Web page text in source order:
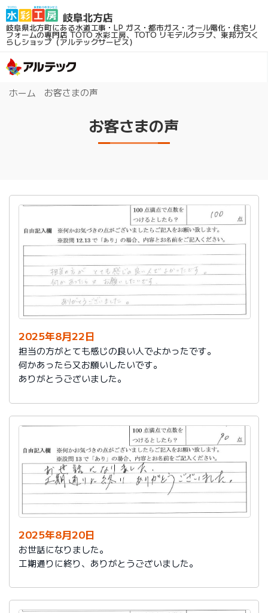
岐阜県北方町にある水道工事・LP ガス・都市ガス・オール電化・住宅リ
フォームの専門店TOTO 水彩工房、TOTO リモデルクラブ、東邦ガスく
らしショップ（アルテックサービス）
ホーム お客さまの声
お客さまの声
2025年8月22日
担当の方がとても感じの良い人でよかったです。
何かあったら又お願いしたいです。
ありがとうございました。
2025年8月20日
お世話になりました。
工期通りに終り、ありがとうございました。